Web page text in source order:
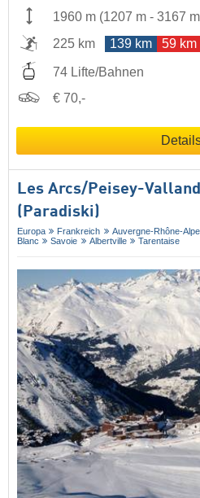
1960 m (1207 m - 3167 m
225 km
139 km 59 km
74 Lifte/Bahnen
€ 70,-
Les Arcs/​Peisey-
(Paradiski)
Europa Frankreich Auvergne-Rhône-
Blanc
Savoie Albertville Tarentaise